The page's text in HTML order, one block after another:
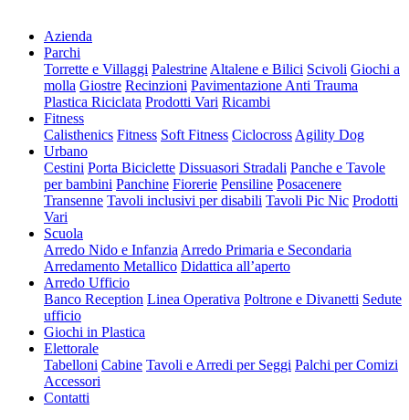
Azienda
Parchi
Torrette e Villaggi Palestrine Altalene e Bilici Scivoli Giochi a
molla Giostre Recinzioni Pavimentazione Anti Trauma
Plastica Riciclata Prodotti Vari Ricambi
Fitness
Calisthenics Fitness Soft Fitness Ciclocross Agility Dog
Urbano
Cestini Porta Biciclette Dissuasori Stradali Panche e Tavole
per bambini Panchine Fiorerie Pensiline Posacenere
Transenne Tavoli inclusivi per disabili Tavoli Pic Nic Prodotti
Vari
Scuola
Arredo Nido e Infanzia Arredo Primaria e Secondaria
Arredamento Metallico Didattica all’aperto
Arredo Ufficio
Banco Reception Linea Operativa Poltrone e Divanetti Sedute
ufficio
Giochi in Plastica
Elettorale
Tabelloni Cabine Tavoli e Arredi per Seggi Palchi per Comizi
Accessori
Contatti